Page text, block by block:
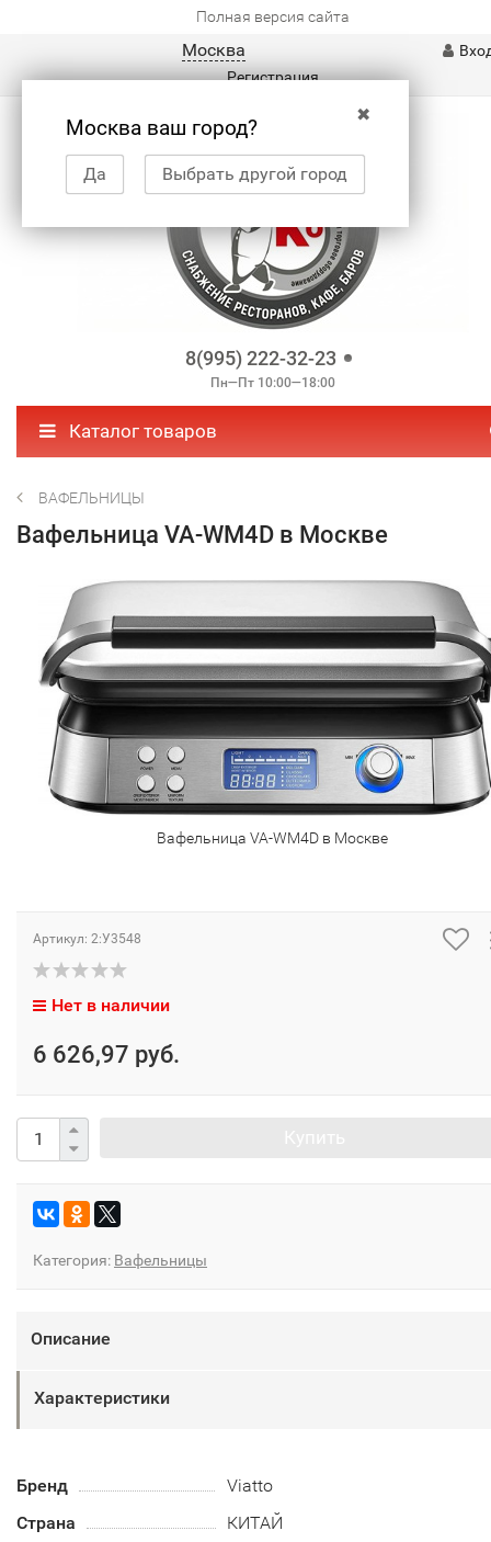
Полная версия сайта
Москва
✖
Москва ваш город?
Да Выбрать другой город
Регистрация
8(995) 222-32-23
Пн—Пт 10:00—18:00
Каталог товаров
ВАФЕЛЬНИЦЫ
Вафельница VA-WM4D в Москве
Вафельница VA-WM4D в Москве
Артикул: 2:У3548
Нет в наличии
6 626,97 руб.
Категория: Вафельницы
Описание
Характеристики
Бренд
Viatto
Страна
КИТАЙ